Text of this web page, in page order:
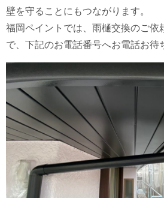
壁を守ることにもつながります。
福岡ペイントでは、雨樋交換のご依
で、下記のお電話番号へお電話お待